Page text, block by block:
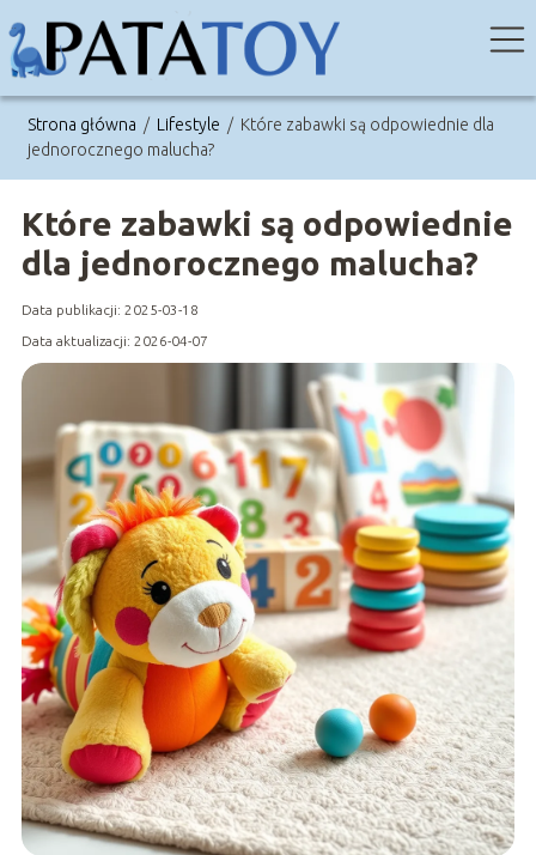
Strona główna / Lifestyle / Które zabawki są odpowiednie dla
jednorocznego malucha?
Które zabawki są odpowiednie
dla jednorocznego malucha?
Data publikacji: 2025-03-18
Data aktualizacji: 2026-04-07